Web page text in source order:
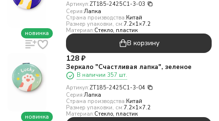
новинка
Артикул:ZT185-2425C1-3-03
Серия:Лапка
Страна производства:Китай
Размер упаковки, см:7.2×1×7.2
Материал:Стекло, пластик
В корзину
новинка
128 ₽
Зеркало "Счастливая лапка", зеленое
В наличии 357 шт.
Артикул:ZT185-2425C1-3-04
Серия:Лапка
Страна производства:Китай
Размер упаковки, см:7.2×1×7.2
Материал:Стекло, пластик